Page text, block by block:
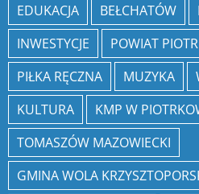
EDUKACJA
BEŁCHATÓW
INWESTYCJE
POWIAT
PIŁKA RĘCZNA
MUZYKA
KULTURA
KMP W
TOMASZÓW MAZOWIECKI
GMINA WOLA